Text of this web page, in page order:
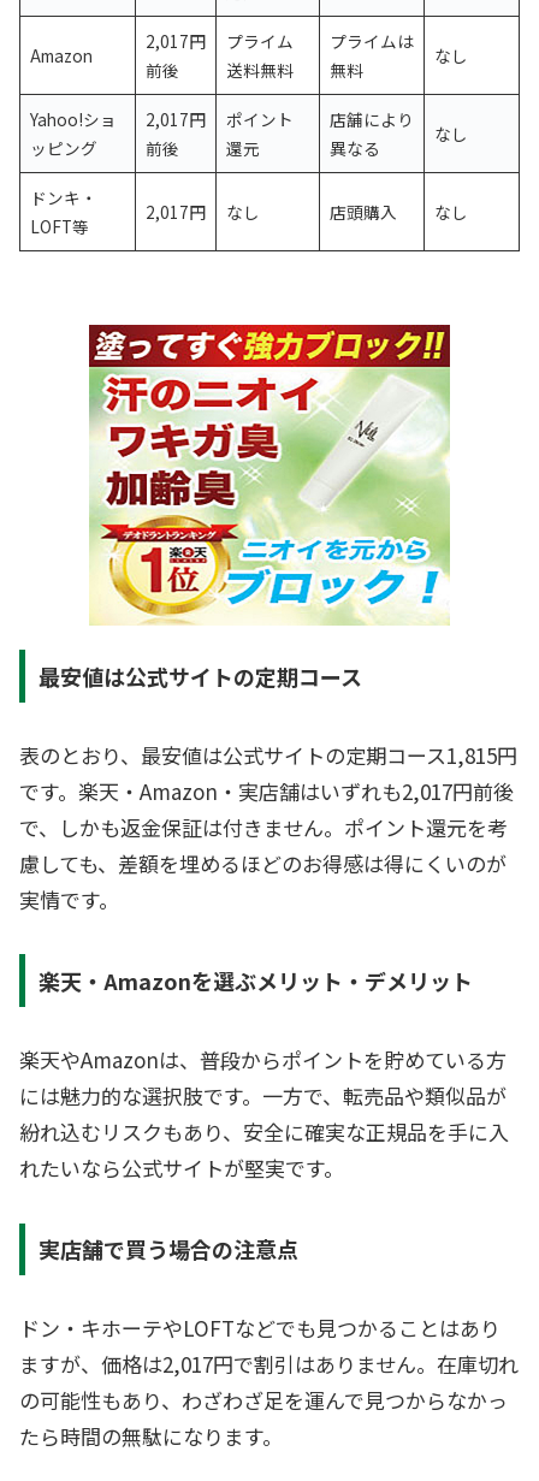
Amazon
2,017円
前後
プライム
送料無料
プライムは
無料
なし
Yahoo!ショ
ッピング
2,017円
前後
ポイント
還元
店舗により
異なる
なし
ドンキ・
LOFT等
2,017円 なし 店頭購入 なし
最安値は公式サイトの定期コース
表のとおり、最安値は公式サイトの定期コース1,815円
です。楽天・Amazon・実店舗はいずれも2,017円前後
で、しかも返金保証は付きません。ポイント還元を考
慮しても、差額を埋めるほどのお得感は得にくいのが
実情です。
楽天・Amazonを選ぶメリット・デメリット
楽天やAmazonは、普段からポイントを貯めている方
には魅力的な選択肢です。一方で、転売品や類似品が
紛れ込むリスクもあり、安全に確実な正規品を手に入
れたいなら公式サイトが堅実です。
実店舗で買う場合の注意点
ドン・キホーテやLOFTなどでも見つかることはあり
ますが、価格は2,017円で割引はありません。在庫切れ
の可能性もあり、わざわざ足を運んで見つからなかっ
たら時間の無駄になります。